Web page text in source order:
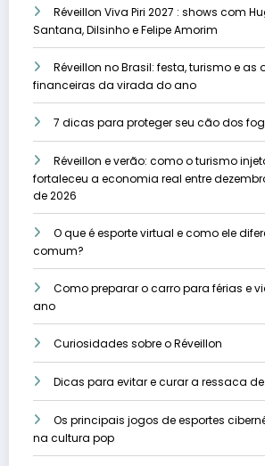
Réveillon Viva Piri 2027 : shows com
Santana, Dilsinho e Felipe Amorim
Réveillon no Brasil: festa, turismo e as
financeiras da virada do ano
7 dicas para proteger seu cão dos
Réveillon e verão: como o turismo
fortaleceu a economia real entre
de 2026
O que é esporte virtual e como ele
comum?
Como preparar o carro para férias e
ano
Curiosidades sobre o Réveillon
Dicas para evitar e curar a ressaca de
Os principais jogos de esportes
na cultura pop